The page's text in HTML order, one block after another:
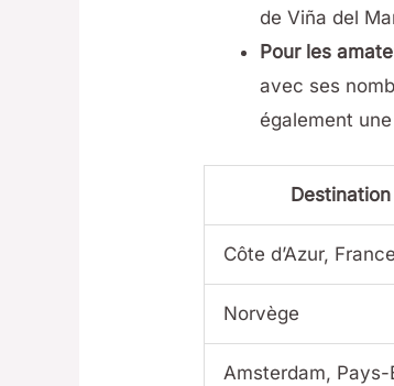
de Viña del
Pour les
avec ses
également
Destination
Côte d’Azur, France
Norvège
Amsterdam, Pays-